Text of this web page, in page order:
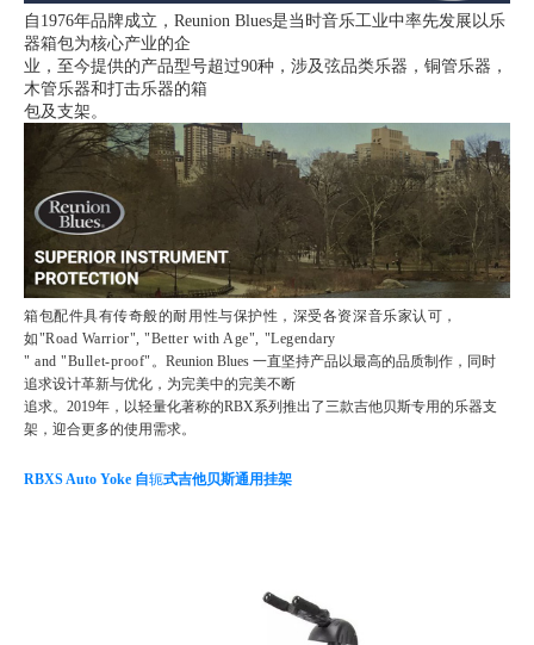
自1976年品牌成立，Reunion Blues是当时音乐工业中率先发展以乐
器箱包为核心产业的企
业，至今提供的产品型号超过90种，涉及弦品类乐器，铜管乐器，
木管乐器和打击乐器的箱
包及支架。
箱包配件具有传奇般的耐用性与保护性，深受各资深音乐家认可，
如"Road Warrior", "Better with Age", "Legendary
" and "Bullet-proof"。Reunion Blues 一直坚持产品以最高的品质制作，同时
追求设计革新与优化，为完美中的完美不断
追求。 2019年，以轻量化著称的RBX系列推出了三款吉他贝斯专用的乐器支
架，迎合更多的使用需求。
RBXS Auto Yoke 自轭式吉他贝斯通用挂架